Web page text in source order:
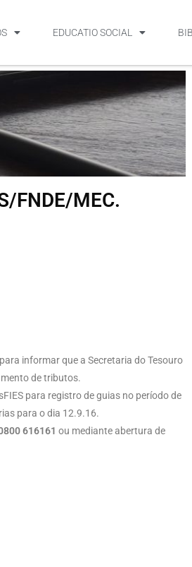
EDUCATIO SOCIAL
FNDE/MEC.
informar que a Secretaria do Tesouro
de tributos.
para registro de guias no período de
para o dia 12.9.16.
616161 ou mediante abertura de